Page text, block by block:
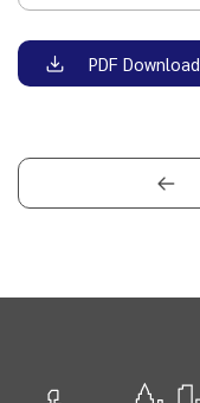
PDF Download